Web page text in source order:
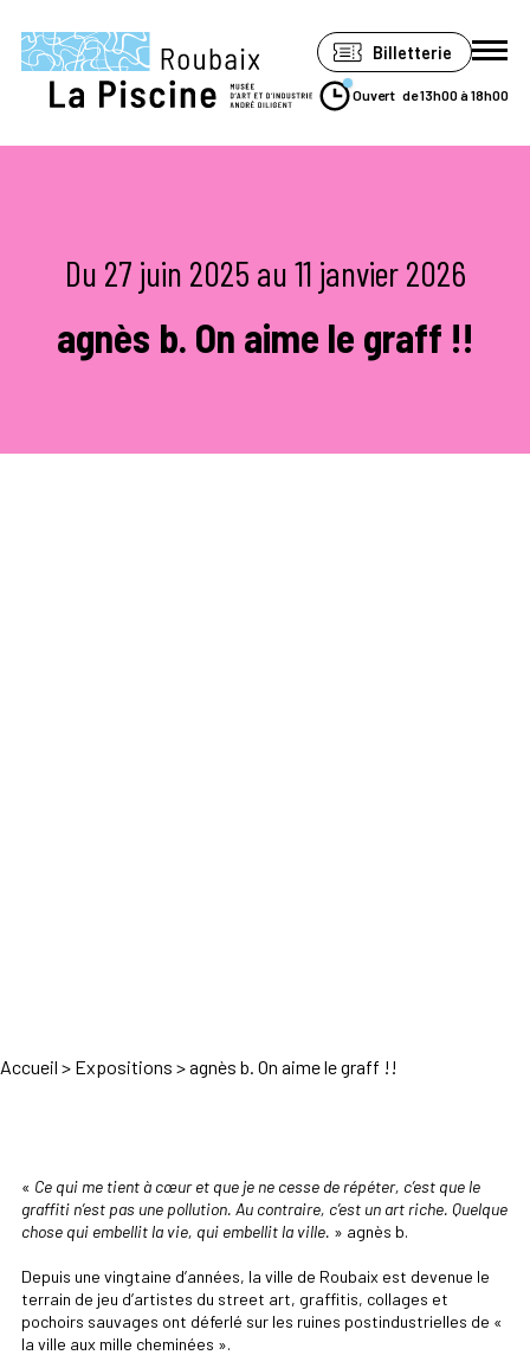
Visiter
Soutenir
Billetterie
Ouvert de 13h00 à 18h00
Du 27 juin 2025 au 11 janvier 2026
agnès b. On aime le graff !!
Accueil > Expositions >agnès b. On aime le graff !!
« Ce qui me tient à cœur et que je ne cesse de répéter, c’est que le
graffiti n’est pas une pollution. Au contraire, c’est un art riche. Quelque
chose qui embellit la vie, qui embellit la ville. » agnès b.
Depuis une vingtaine d’années, la ville de Roubaix est devenue le
terrain de jeu d’artistes du street art, graffitis, collages et
pochoirs sauvages ont déferlé sur les ruines postindustrielles de «
la ville aux mille cheminées ».